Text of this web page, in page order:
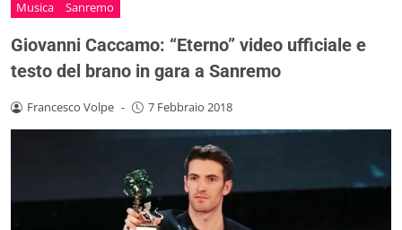
Musica Sanremo
Giovanni Caccamo: “Eterno” video ufficiale e
testo del brano in gara a Sanremo
Francesco Volpe - 7 Febbraio 2018